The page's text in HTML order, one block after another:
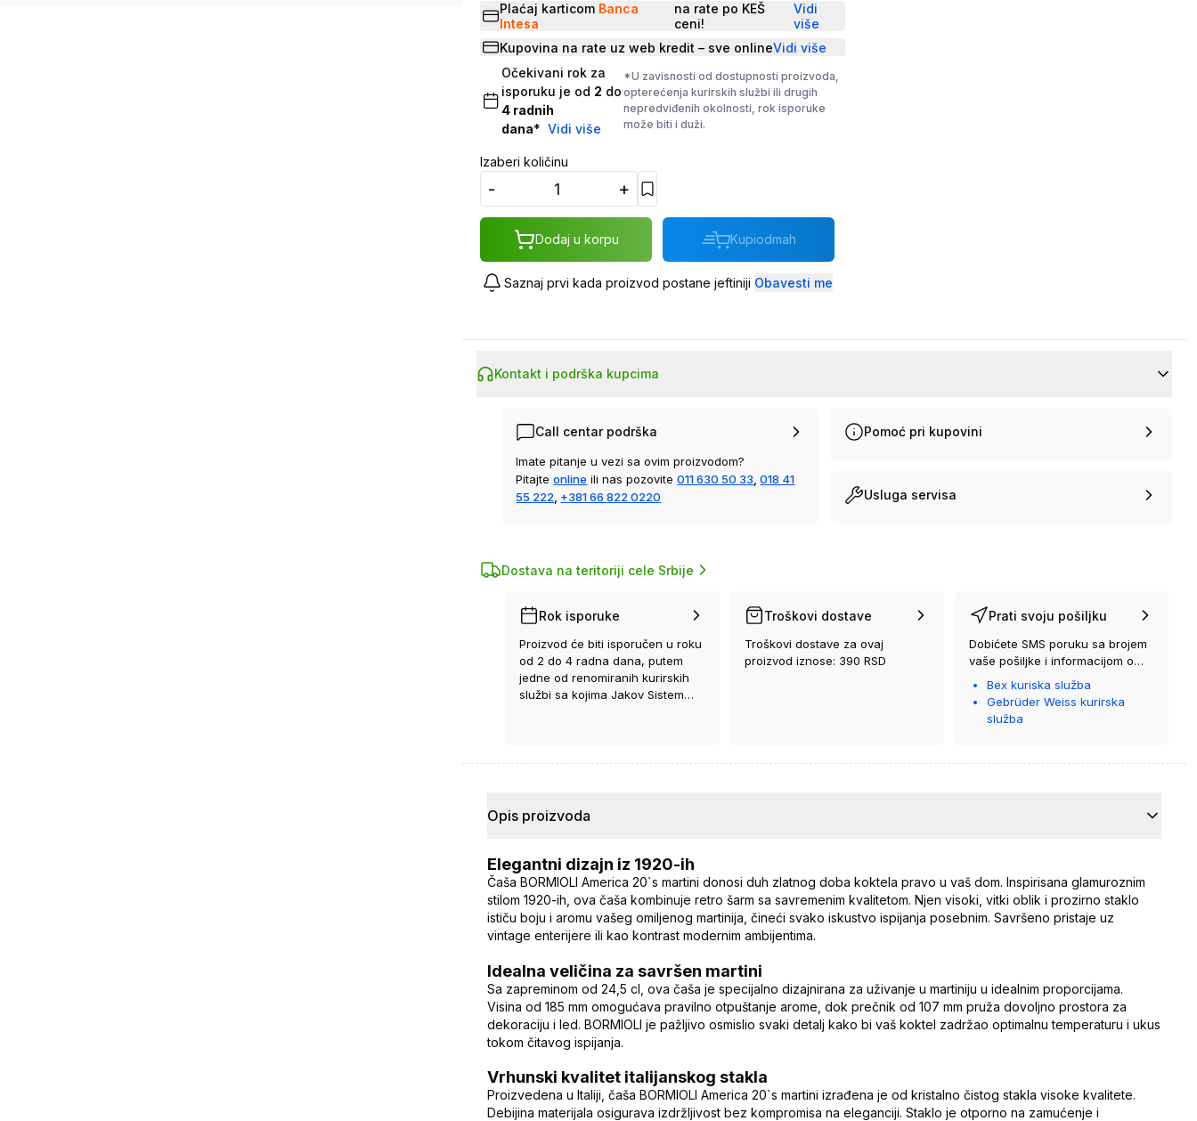
Plaćaj karticom Banca
Intesa
na rate po KEŠ
ceni!
Vidi
više
Kupovina na rate uz web kredit – sve onlineVidi više
Očekivani rok za
isporuku je od 2 do
4 radnih
dana* Vidi više
*U zavisnosti od dostupnosti proizvoda,
opterećenja kurirskih službi ili drugih
nepredviđenih okolnosti, rok isporuke
može biti i duži.
Izaberi količinu
- +
Dodaj u korpu Kupiodmah
Saznaj prvi kada proizvod postane jeftiniji Obavesti me
Kontakt i podrška kupcima
Call centar podrška
Imate pitanje u vezi sa ovim proizvodom?
Pitajte online ili nas pozovite 011 630 50 33 018 41
55 222 +381 66 822 0220
Pomoć pri kupovini
Usluga servisa
Dostava na teritoriji cele Srbije
Rok isporuke
Proizvod će biti isporučen u roku
od 2 do 4 radna dana, putem
jedne od renomiranih kurirskih
službi sa kojima Jakov Sistem
Troškovi dostave
Troškovi dostave za ovaj
proizvod iznose: 390 RSD
Prati svoju pošiljku
Dobićete SMS poruku sa brojem
vaše pošiljke i informacijom o
kurirskoj službi koja će vam je
Bex kuriska služba
Gebrüder Weiss kurirska
služba
Opis proizvoda
Elegantni dizajn iz 1920-ih
Čaša BORMIOLI America 20`s martini donosi duh zlatnog doba koktela pravo u vaš dom. Inspirisana glamuroznim
stilom 1920-ih, ova čaša kombinuje retro šarm sa savremenim kvalitetom. Njen visoki, vitki oblik i prozirno staklo
ističu boju i aromu vašeg omiljenog martinija, čineći svako iskustvo ispijanja posebnim. Savršeno pristaje uz
vintage enterijere ili kao kontrast modernim ambijentima.
Idealna veličina za savršen martini
Sa zapreminom od 24,5 cl, ova čaša je specijalno dizajnirana za uživanje u martiniju u idealnim proporcijama.
Visina od 185 mm omogućava pravilno otpuštanje arome, dok prečnik od 107 mm pruža dovoljno prostora za
dekoraciju i led. BORMIOLI je pažljivo osmislio svaki detalj kako bi vaš koktel zadržao optimalnu temperaturu i ukus
tokom čitavog ispijanja.
Vrhunski kvalitet italijanskog stakla
Proizvedena u Italiji, čaša BORMIOLI America 20`s martini izrađena je od kristalno čistog stakla visoke kvalitete.
Debijina materijala osigurava izdržljivost bez kompromisa na eleganciji. Staklo je otporno na zamućenje i